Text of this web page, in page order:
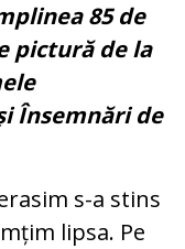
85 de
pictură de la
Însemnări de
s-a stins
lipsa. Pe